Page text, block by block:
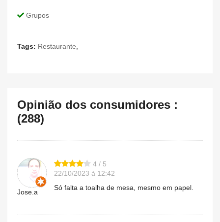
Grupos
Tags: Restaurante
Opinião dos consumidores :
(288)
Jose.a
4 / 5
22/10/2023 à 12:42
Só falta a toalha de mesa, mesmo em papel.